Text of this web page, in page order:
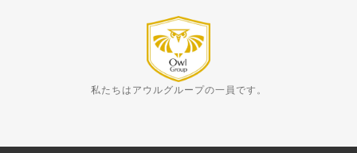
私たちはアウルグループの一員です。